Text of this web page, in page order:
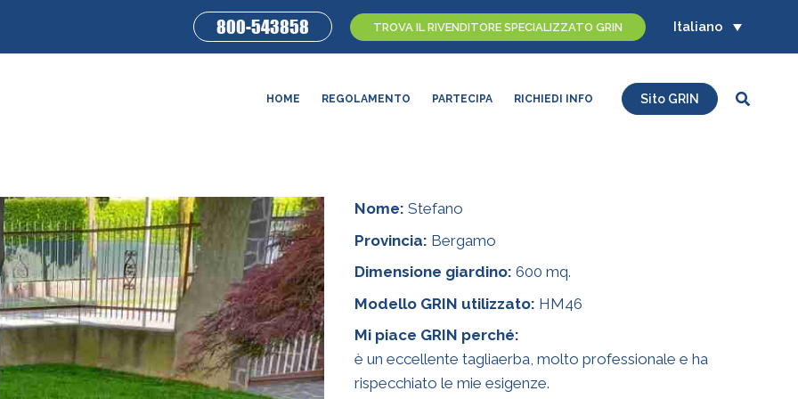
800-543858 TROVA IL RIVENDITORE SPECIALIZZATO GRIN Italiano
HOME REGOLAMENTO PARTECIPA RICHIEDI INFO Sito GRIN Cerca
Nome: Stefano
Provincia: Bergamo
Dimensione giardino: 600 mq.
Modello GRIN utilizzato: HM46
Mi piace GRIN perché:
è un eccellente tagliaerba, molto professionale e ha
rispecchiato le mie esigenze.